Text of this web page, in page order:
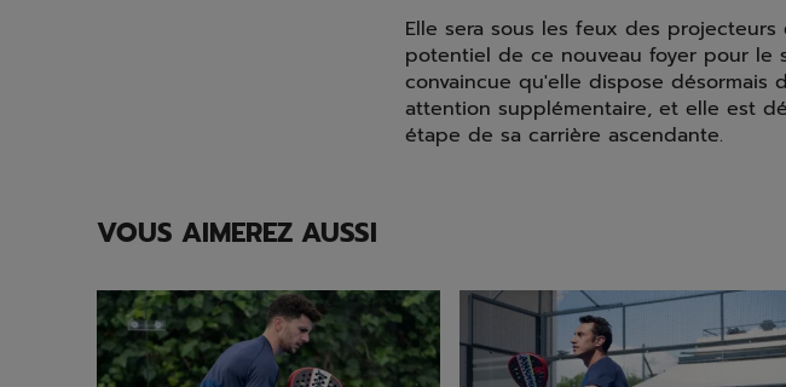
Elle sera sous les feux des
potentiel de ce nouveau foyer pour le
convaincue qu'elle dispose
attention supplémentaire, et elle est
étape de sa carrière ascendante.
VOUS AIMEREZ AUSSI